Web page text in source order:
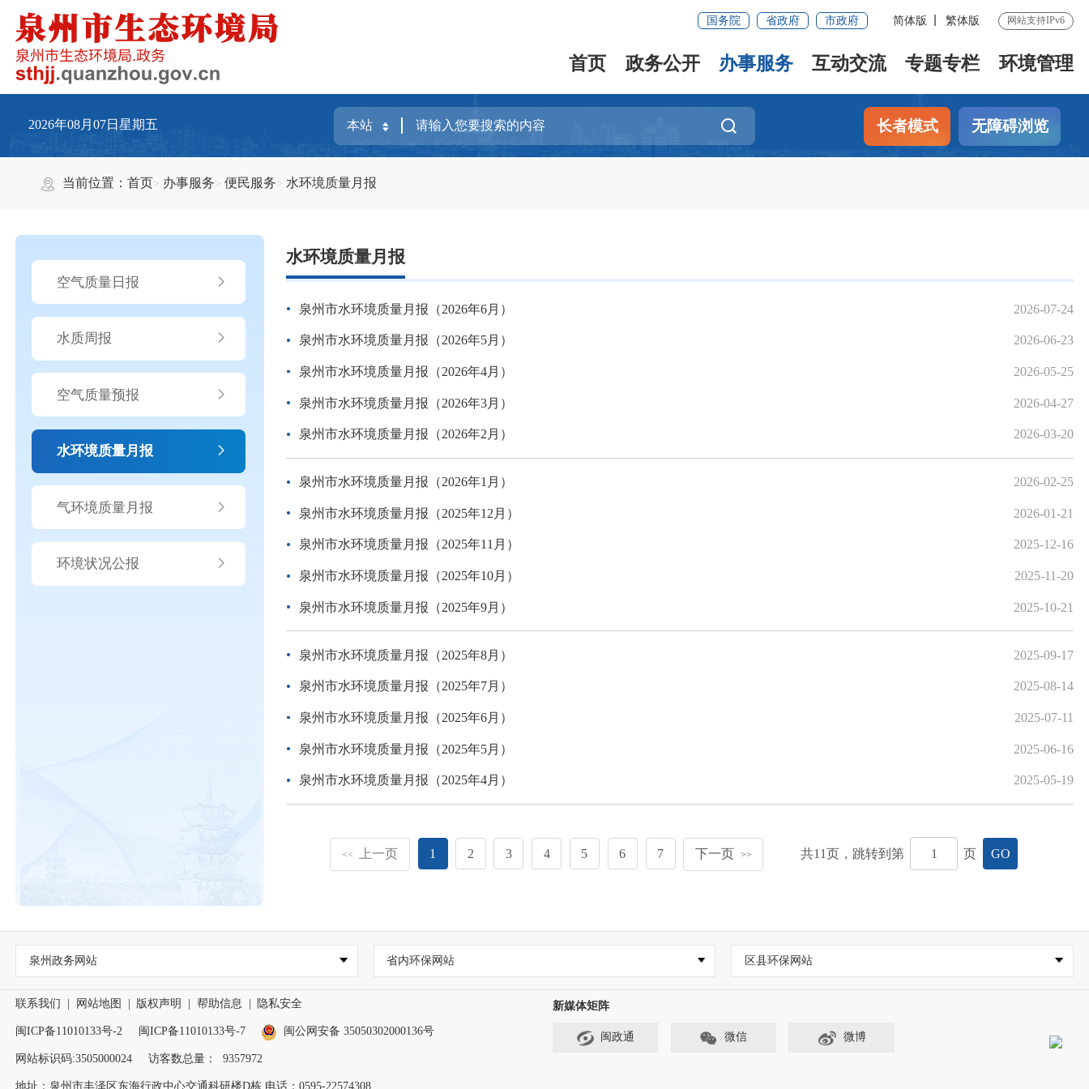
国务院 省政府 市政府 简体版 繁体版 网站支持IPv6
首页 政务公开 办事服务 互动交流 专题专栏 环境管理
2026年08月07日星期五 长者模式 无障碍浏览
当前位置：首页 办事服务 便民服务 水环境质量月报
空气质量日报
水质周报
空气质量预报
水环境质量月报
气环境质量月报
环境状况公报
水环境质量月报
泉州市水环境质量月报（2026年6月） 2026-07-24
泉州市水环境质量月报（2026年5月） 2026-06-23
泉州市水环境质量月报（2026年4月） 2026-05-25
泉州市水环境质量月报（2026年3月） 2026-04-27
泉州市水环境质量月报（2026年2月） 2026-03-20
泉州市水环境质量月报（2026年1月） 2026-02-25
泉州市水环境质量月报（2025年12月） 2026-01-21
泉州市水环境质量月报（2025年11月） 2025-12-16
泉州市水环境质量月报（2025年10月） 2025-11-20
泉州市水环境质量月报（2025年9月） 2025-10-21
泉州市水环境质量月报（2025年8月） 2025-09-17
泉州市水环境质量月报（2025年7月） 2025-08-14
泉州市水环境质量月报（2025年6月） 2025-07-11
泉州市水环境质量月报（2025年5月） 2025-06-16
泉州市水环境质量月报（2025年4月） 2025-05-19
<< 上一页 1 2 3 4 5 6 7 下一页 >> 共11页，跳转到第 页 GO
泉州政务网站 省内环保网站 区县环保网站
联系我们 网站地图 版权声明 帮助信息 隐私安全
闽ICP备11010133号-2 闽ICP备11010133号-7 闽公网安备 35050302000136号
网站标识码:3505000024 访客数总量： 9357972
地址：泉州市丰泽区东海行政中心交通科研楼D栋 电话：0595-22574308
新媒体矩阵
闽政通 微信 微博